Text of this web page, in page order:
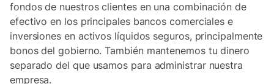
fondos de nuestros clientes en una combinación de
efectivo en los principales bancos comerciales e
inversiones en activos líquidos seguros, principalmente
bonos del gobierno. También mantenemos tu dinero
separado del que usamos para administrar nuestra
empresa.